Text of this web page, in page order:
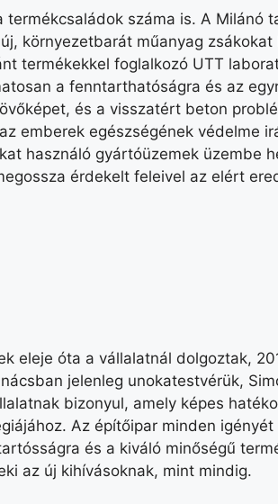
száma is. A Milánó
környezetbarát műanyag
termékekkel foglalkozó UTT
a fenntarthatóságra és az
és a visszatért beton
emberek egészségének védelme
használó gyártóüzemek üzembe
érdekelt feleivel az elért
eleje óta a vállalatnál dolgoztak,
jelenleg unokatestvérük,
bizonyul, amely képes
Az építőipar minden
és a kiváló minőségű
az új kihívásoknak, mint mindig.